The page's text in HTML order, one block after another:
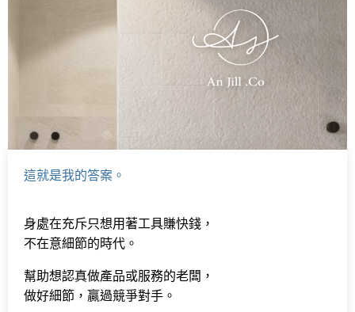
這就是我的答案。
身處在充斥只想用著工具賺快錢，
不在意細節的時代。
幫助想認真做產品或服務的老闆，
做好細節，贏過競爭對手。